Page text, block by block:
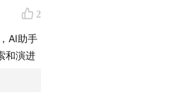
2
AI助手
和演进